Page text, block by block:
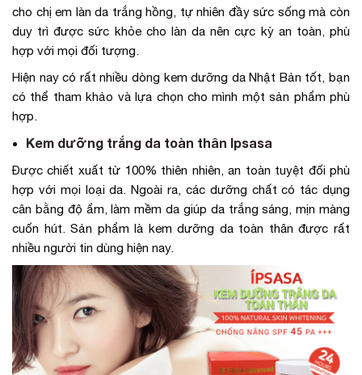
cho chị em làn da trắng hồng, tự nhiên đầy sức sống mà còn
duy trì được sức khỏe cho làn da nên cực kỳ an toàn, phù
hợp với mọi đối tượng.
Hiện nay có rất nhiều dòng kem dưỡng da Nhật Bản tốt, bạn
có thể tham khảo và lựa chọn cho mình một sản phẩm phù
hợp.
Kem dưỡng trắng da toàn thân Ipsasa
Được chiết xuất từ 100% thiên nhiên, an toàn tuyệt đối phù
hợp với mọi loại da. Ngoài ra, các dưỡng chất có tác dụng
cân bằng độ ẩm, làm mềm da giúp da trắng sáng, mịn màng
cuốn hút. Sản phẩm là kem dưỡng da toàn thân được rất
nhiều người tin dùng hiện nay.